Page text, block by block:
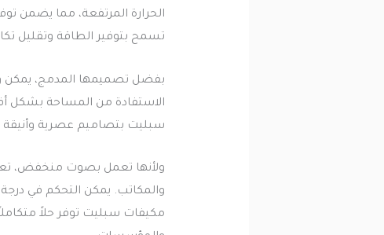
الحرارة المرتفعة، مما يضمن
تسمح بتوفير الطاقة وتقليل
بفضل تصميمها المدمج، يمكن
الاستفادة من المساحة بشكل
سبليت بتصاميم عصرية وأنيقة
ولأنها تعمل بصوت منخفض،
والمكاتب. يمكن التحكم في
مكيفات سبليت توفر حلاً متكاملاً